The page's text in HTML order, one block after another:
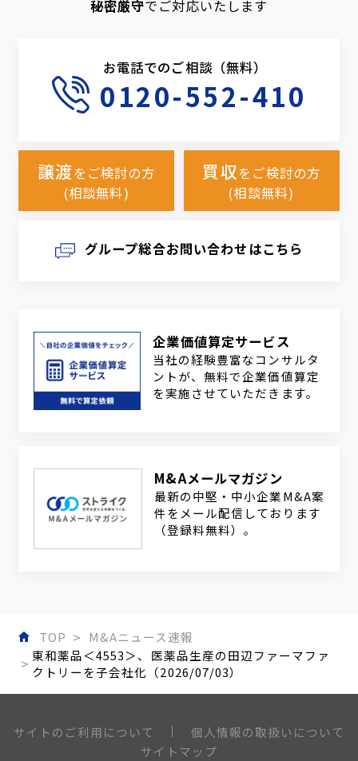
秘密厳守でご対応いたします
お電話でのご相談（無料）
0120-552-410
譲渡をご検討の方
(相談無料)
買収をご検討の方
(相談無料)
グループ総合お問い合わせはこちら
企業価値算定サービス
当社の経験豊富なコンサルタ
ントが、無料で企業価値算定
を実施させていただきます。
M&Aメールマガジン
最新の中堅・中小企業M&A案
件をメール配信しております
（登録料無料）。
TOP
M&Aニュース速報
東和薬品＜4553＞、医薬品生産の田辺ファーマファ
クトリーを子会社化（2026/07/03）
サイトのご利用について
個人情報の取扱いについて
サイトマップ